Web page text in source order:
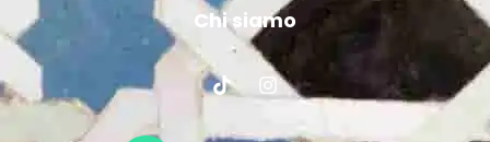
Chi siamo